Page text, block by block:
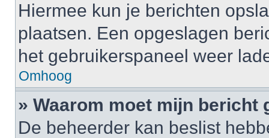
Hiermee kun je berichten
plaatsen. Een opgeslagen
het gebruikerspaneel weer
Omhoog
» Waarom moet mijn bericht
De beheerder kan beslist